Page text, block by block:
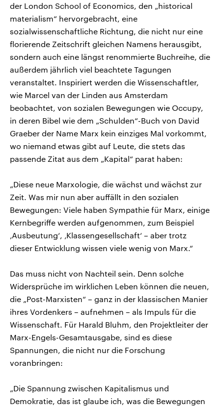
der London School of Economics, den „historical
materialism“ hervorgebracht, eine
sozialwissenschaftliche Richtung, die nicht nur eine
florierende Zeitschrift gleichen Namens herausgibt,
sondern auch eine längst renommierte Buchreihe, die
außerdem jährlich viel beachtete Tagungen
veranstaltet. Inspiriert werden die Wissenschaftler,
wie Marcel van der Linden aus Amsterdam
beobachtet, von sozialen Bewegungen wie Occupy,
in deren Bibel wie dem „Schulden“-Buch von David
Graeber der Name Marx kein einziges Mal vorkommt,
wo niemand etwas gibt auf Leute, die stets das
passende Zitat aus dem „Kapital“ parat haben:
„Diese neue Marxologie, die wächst und wächst zur
Zeit. Was mir nun aber auffällt in den sozialen
Bewegungen: Viele haben Sympathie für Marx, einige
Kernbegriffe werden aufgenommen, zum Beispiel
‚Ausbeutung‘, ‚Klassengesellschaft‘ – aber trotz
dieser Entwicklung wissen viele wenig von Marx.“
Das muss nicht von Nachteil sein. Denn solche
Widersprüche im wirklichen Leben können die neuen,
die „Post-Marxisten“ – ganz in der klassischen Manier
ihres Vordenkers – aufnehmen – als Impuls für die
Wissenschaft. Für Harald Bluhm, den Projektleiter der
Marx-Engels-Gesamtausgabe, sind es diese
Spannungen, die nicht nur die Forschung
voranbringen:
„Die Spannung zwischen Kapitalismus und
Demokratie, das ist glaube ich, was die Bewegungen